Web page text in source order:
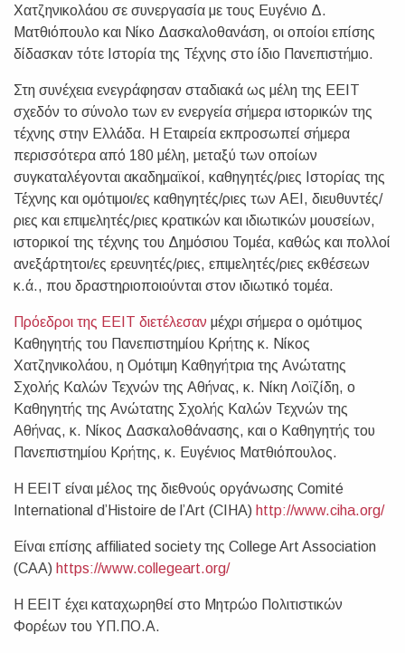
Χατζηνικολάου σε συνεργασία με τους Ευγένιο Δ.
Ματθιόπουλο και Νίκο Δασκαλοθανάση, οι οποίοι επίσης
δίδασκαν τότε Ιστορία της Τέχνης στο ίδιο Πανεπιστήμιο.
Στη συνέχεια ενεγράφησαν σταδιακά ως μέλη της ΕΕΙΤ
σχεδόν το σύνολο των εν ενεργεία σήμερα ιστορικών της
τέχνης στην Ελλάδα. Η Εταιρεία εκπροσωπεί σήμερα
περισσότερα από 180 μέλη, μεταξύ των οποίων
συγκαταλέγονται ακαδημαϊκοί, καθηγητές/ριες Ιστορίας της
Τέχνης και ομότιμοι/ες καθηγητές/ριες των ΑΕΙ, διευθυντές/
ριες και επιμελητές/ριες κρατικών και ιδιωτικών μουσείων,
ιστορικοί της τέχνης του Δημόσιου Τομέα, καθώς και πολλοί
ανεξάρτητοι/ες ερευνητές/ριες, επιμελητές/ριες εκθέσεων
κ.ά., που δραστηριοποιούνται στον ιδιωτικό τομέα.
Πρόεδροι της ΕΕΙΤ διετέλεσαν μέχρι σήμερα ο ομότιμος
Καθηγητής του Πανεπιστημίου Κρήτης κ. Νίκος
Χατζηνικολάου, η Ομότιμη Καθηγήτρια της Ανώτατης
Σχολής Καλών Τεχνών της Αθήνας, κ. Νίκη Λοϊζίδη, ο
Καθηγητής της Ανώτατης Σχολής Καλών Τεχνών της
Αθήνας, κ. Νίκος Δασκαλοθάνασης, και ο Καθηγητής του
Πανεπιστημίου Κρήτης, κ. Ευγένιος Ματθιόπουλος.
Η ΕΕΙΤ είναι μέλος της διεθνούς οργάνωσης Comité
International d’Histoire de l’Art (CIHA) http://www.ciha.org/
Είναι επίσης affiliated society της College Art Association
(CAA) https://www.collegeart.org/
Η ΕΕΙΤ έχει καταχωρηθεί στο Μητρώο Πολιτιστικών
Φορέων του ΥΠ.ΠΟ.Α.